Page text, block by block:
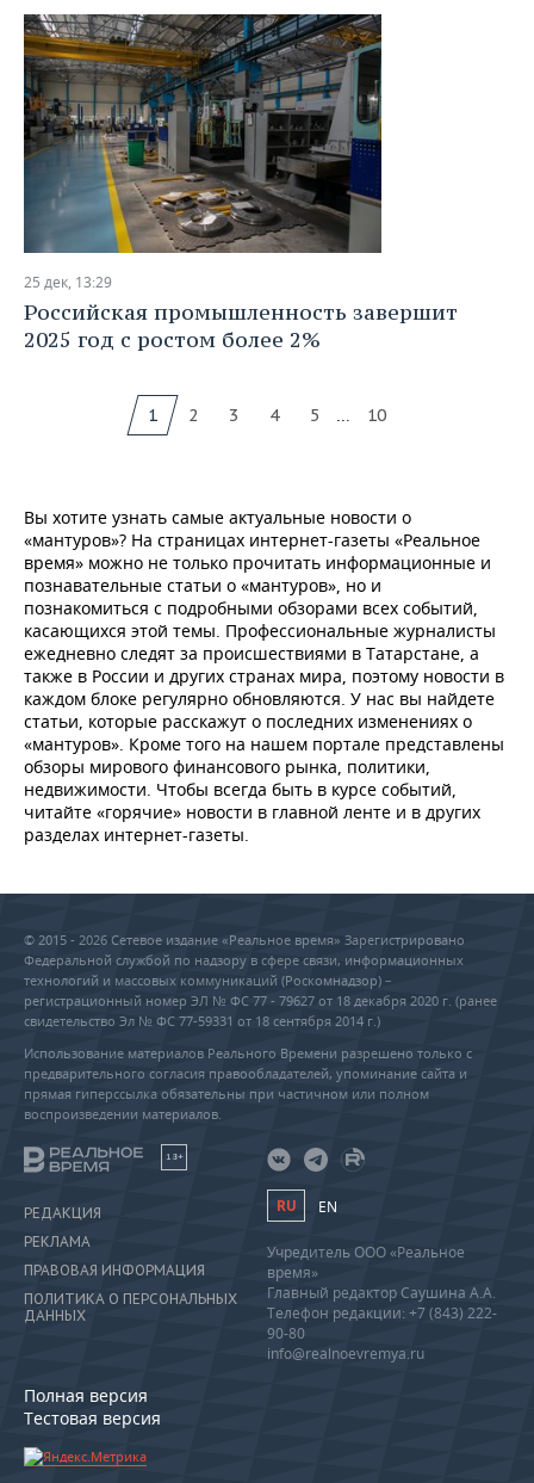
25 дек, 13:29
Российская промышленность завершит
2025 год с ростом более 2%
1 2 3 4 5 ... 10
Вы хотите узнать самые актуальные новости о
«мантуров»? На страницах интернет-газеты «Реальное
время» можно не только прочитать информационные и
познавательные статьи о «мантуров», но и
познакомиться с подробными обзорами всех событий,
касающихся этой темы. Профессиональные журналисты
ежедневно следят за происшествиями в Татарстане, а
также в России и других странах мира, поэтому новости в
каждом блоке регулярно обновляются. У нас вы найдете
статьи, которые расскажут о последних изменениях о
«мантуров». Кроме того на нашем портале представлены
обзоры мирового финансового рынка, политики,
недвижимости. Чтобы всегда быть в курсе событий,
читайте «горячие» новости в главной ленте и в других
разделах интернет-газеты.
© 2015 - 2026 Сетевое издание «Реальное время» Зарегистрировано
Федеральной службой по надзору в сфере связи, информационных
технологий и массовых коммуникаций (Роскомнадзор) –
регистрационный номер ЭЛ № ФС 77 - 79627 от 18 декабря 2020 г. (ранее
свидетельство Эл № ФС 77-59331 от 18 сентября 2014 г.)
Использование материалов Реального Времени разрешено только с
предварительного согласия правообладателей, упоминание сайта и
прямая гиперссылка обязательны при частичном или полном
воспроизведении материалов.
18+
РЕДАКЦИЯ
РЕКЛАМА
ПРАВОВАЯ ИНФОРМАЦИЯ
ПОЛИТИКА О ПЕРСОНАЛЬНЫХ
ДАННЫХ
Полная версия
Тестовая версия
RU EN
Учредитель ООО «Реальное
время»
Главный редактор Саушина А.А.
Телефон редакции: +7 (843) 222-
90-80
info@realnoevremya.ru